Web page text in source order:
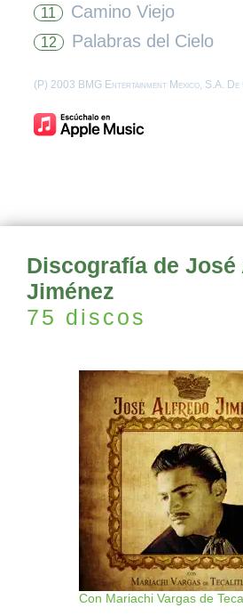
11 Camino Viejo
12 Palabras del Cielo
(P) 2003 BMG Entertainment Mexico, S.A. De
Discografía de José
Jiménez
75 discos